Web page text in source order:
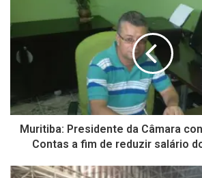
Muritiba: Presidente da Câmara
Contas a fim de reduzir salário